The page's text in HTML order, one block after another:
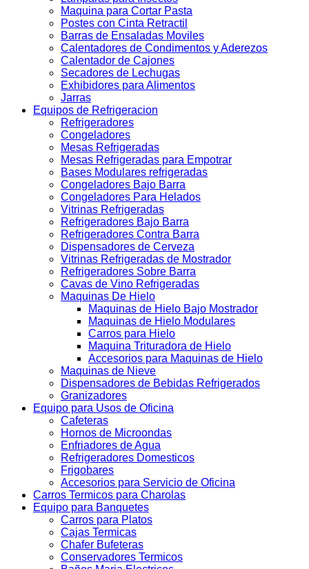
Maquina para Cortar Pasta
Postes con Cinta Retractil
Barras de Ensaladas Moviles
Calentadores de Condimentos y Aderezos
Calentador de Cajones
Secadores de Lechugas
Exhibidores para Alimentos
Jarras
Equipos de Refrigeracion
Refrigeradores
Congeladores
Mesas Refrigeradas
Mesas Refrigeradas para Empotrar
Bases Modulares refrigeradas
Congeladores Bajo Barra
Congeladores Para Helados
Vitrinas Refrigeradas
Refrigeradores Bajo Barra
Refrigeradores Contra Barra
Dispensadores de Cerveza
Vitrinas Refrigeradas de Mostrador
Refrigeradores Sobre Barra
Cavas de Vino Refrigeradas
Maquinas De Hielo
Maquinas de Hielo Bajo Mostrador
Maquinas de Hielo Modulares
Carros para Hielo
Maquina Trituradora de Hielo
Accesorios para Maquinas de Hielo
Maquinas de Nieve
Dispensadores de Bebidas Refrigerados
Granizadores
Equipo para Usos de Oficina
Cafeteras
Hornos de Microondas
Enfriadores de Agua
Refrigeradores Domesticos
Frigobares
Accesorios para Servicio de Oficina
Carros Termicos para Charolas
Equipo para Banquetes
Carros para Platos
Cajas Termicas
Chafer Bufeteras
Conservadores Termicos